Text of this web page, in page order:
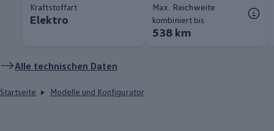
Kraftstoffart
Elektro
Max. Reichweite
kombiniert bis
538 km
Alle technischen Daten
Startseite Modelle und Konfigurator